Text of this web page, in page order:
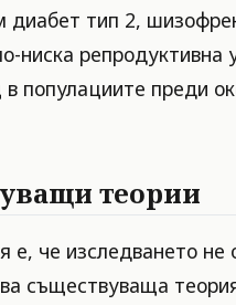
диабет тип 2,
репродуктивна
популациите преди
теории
е, че изследването
съществуваща